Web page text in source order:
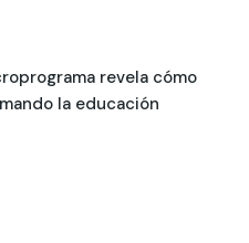
revela cómo
la educación